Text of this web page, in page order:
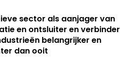
sector als aanjager van
en ontsluiter en verbinder
belangrijker en
dan ooit